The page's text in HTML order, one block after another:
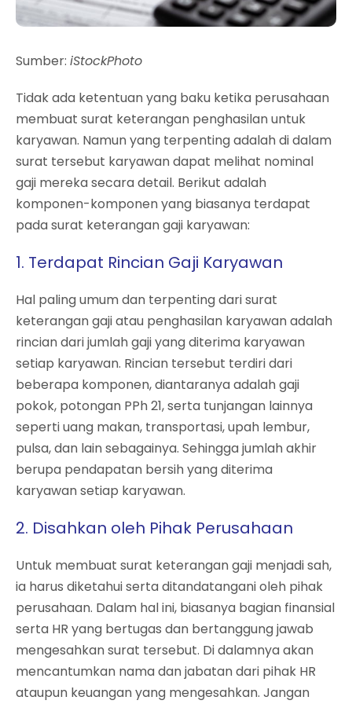
Sumber: iStockPhoto
Tidak ada ketentuan yang baku ketika perusahaan
membuat surat keterangan penghasilan untuk
karyawan. Namun yang terpenting adalah di dalam
surat tersebut karyawan dapat melihat nominal
gaji mereka secara detail. Berikut adalah
komponen-komponen yang biasanya terdapat
pada surat keterangan gaji karyawan:
1. Terdapat Rincian Gaji Karyawan
Hal paling umum dan terpenting dari surat
keterangan gaji atau penghasilan karyawan adalah
rincian dari jumlah gaji yang diterima karyawan
setiap karyawan. Rincian tersebut terdiri dari
beberapa komponen, diantaranya adalah gaji
pokok, potongan PPh 21, serta tunjangan lainnya
seperti uang makan, transportasi, upah lembur,
pulsa, dan lain sebagainya. Sehingga jumlah akhir
berupa pendapatan bersih yang diterima
karyawan setiap karyawan.
2. Disahkan oleh Pihak Perusahaan
Untuk membuat surat keterangan gaji menjadi sah,
ia harus diketahui serta ditandatangani oleh pihak
perusahaan. Dalam hal ini, biasanya bagian finansial
serta HR yang bertugas dan bertanggung jawab
mengesahkan surat tersebut. Di dalamnya akan
mencantumkan nama dan jabatan dari pihak HR
ataupun keuangan yang mengesahkan. Jangan